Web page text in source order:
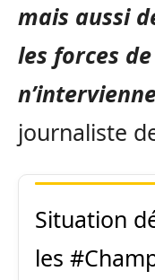
mais aussi
les forces
journaliste de
Situation
les